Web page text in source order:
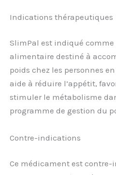
Indications thérapeutiques
SlimPal est indiqué
alimentaire destiné à
poids chez les personnes
aide à réduire l’appétit,
stimuler le métabolisme
programme de gestion du
Contre-indications
Ce médicament est contre-